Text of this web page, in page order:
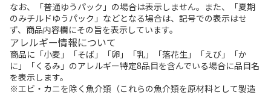
なお、「普通ゆうパック」の場合は表示しません。また、「夏期
のみチルドゆうパック」などとなる場合は、記号での表示はせ
ず、商品内容欄にその旨を表示しています。
アレルギー情報について
商品に「小麦」「そば」「卵」「乳」「落花生」「えび」「か
に」「くるみ」のアレルギー特定8品目を含んでいる場合に品目名
を表示します。
※エビ・カニを除く魚介類（これらの魚介類を原材料として製造